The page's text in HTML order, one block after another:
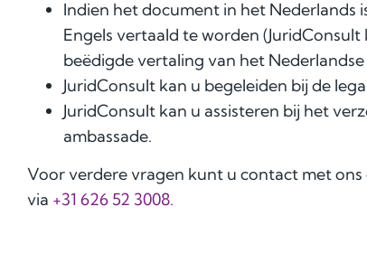
Indien het document in het Nederlands
Engels vertaald te worden
beëdigde vertaling van het
JuridConsult kan u begeleiden bij de
JuridConsult kan u assisteren bij het
ambassade.
Voor verdere vragen kunt u contact met ons
via +31 626 52 3008.